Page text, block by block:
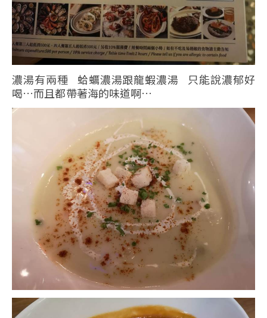
濃湯有兩種 蛤蠣濃湯跟龍蝦濃湯 只能說濃郁好
喝…而且都帶著海的味道啊…